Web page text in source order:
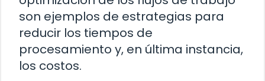
son ejemplos de estrategias para
reducir los tiempos de
procesamiento y, en última instancia,
los costos.